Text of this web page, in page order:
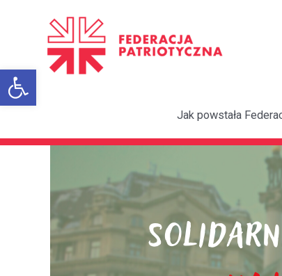
Otwórz pasek narzędzi
Jak powstała